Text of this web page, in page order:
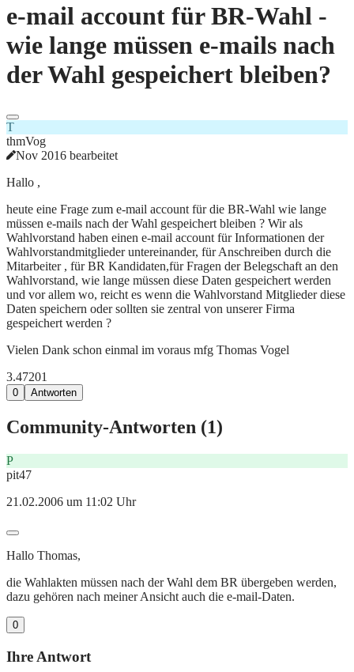
e-mail account für BR-Wahl -
wie lange müssen e-mails nach
der Wahl gespeichert bleiben?
T
thmVog
Nov 2016 bearbeitet
Hallo ,
heute eine Frage zum e-mail account für die BR-Wahl wie lange
müssen e-mails nach der Wahl gespeichert bleiben ? Wir als
Wahlvorstand haben einen e-mail account für Informationen der
Wahlvorstandmitglieder untereinander, für Anschreiben durch die
Mitarbeiter , für BR Kandidaten,für Fragen der Belegschaft an den
Wahlvorstand, wie lange müssen diese Daten gespeichert werden
und vor allem wo, reicht es wenn die Wahlvorstand Mitglieder diese
Daten speichern oder sollten sie zentral von unserer Firma
gespeichert werden ?
Vielen Dank schon einmal im voraus mfg Thomas Vogel
3.47201
0 Antworten
Community-Antworten (1)
P
pit47
21.02.2006 um 11:02 Uhr
Hallo Thomas,
die Wahlakten müssen nach der Wahl dem BR übergeben werden,
dazu gehören nach meiner Ansicht auch die e-mail-Daten.
0
Ihre Antwort